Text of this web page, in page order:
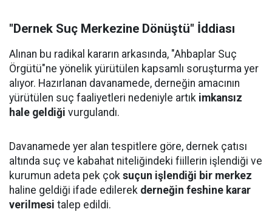
"Dernek Suç Merkezine Dönüştü" İddiası
Alınan bu radikal kararın arkasında, "Ahbaplar Suç
Örgütü"ne yönelik yürütülen kapsamlı soruşturma yer
alıyor. Hazırlanan davanamede, derneğin amacının
yürütülen suç faaliyetleri nedeniyle artık imkansız
hale geldiği vurgulandı.
Davanamede yer alan tespitlere göre, dernek çatısı
altında suç ve kabahat niteliğindeki fiillerin işlendiği ve
kurumun adeta pek çok suçun işlendiği bir merkez
haline geldiği ifade edilerek derneğin feshine karar
verilmesi talep edildi.